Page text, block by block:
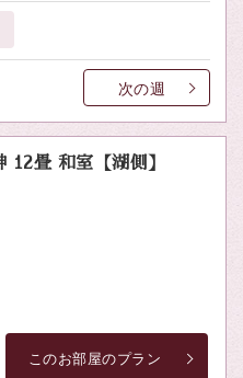
次の週
12畳 和室【湖側】
このお部屋のプラン